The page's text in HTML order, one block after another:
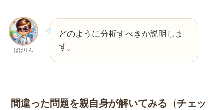
ぱぱりん
どのように分析すべきか説明しま
す。
間違った問題を親自身が解いてみる（チェッ